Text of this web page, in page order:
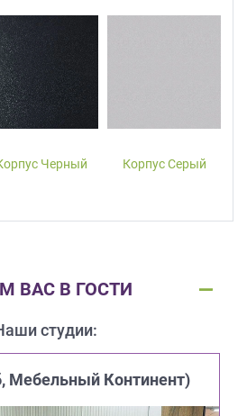
Черный Корпус Серый
ВАС В ГОСТИ
студии:
Мебельный Континент)